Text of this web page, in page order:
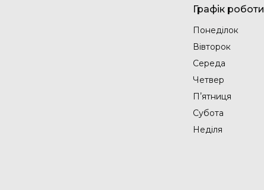
Графік роботи
Понеділок
Вівторок
Середа
Четвер
Пʼятниця
Субота
Неділя